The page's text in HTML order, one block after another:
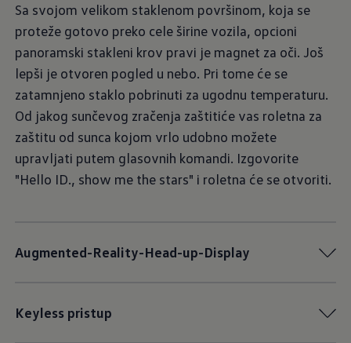
Sa svojom velikom staklenom površinom, koja se
proteže gotovo preko cele širine vozila, opcioni
panoramski stakleni krov pravi je magnet za oči. Još
lepši je otvoren pogled u nebo. Pri tome će se
zatamnjeno staklo pobrinuti za ugodnu temperaturu.
Od jakog sunčevog zračenja zaštitiće vas roletna za
zaštitu od sunca kojom vrlo udobno možete
upravljati putem glasovnih komandi. Izgovorite
"Hello ID., show me the stars" i roletna će se otvoriti.
Augmented-Reality-Head-up-Display
Keyless pristup